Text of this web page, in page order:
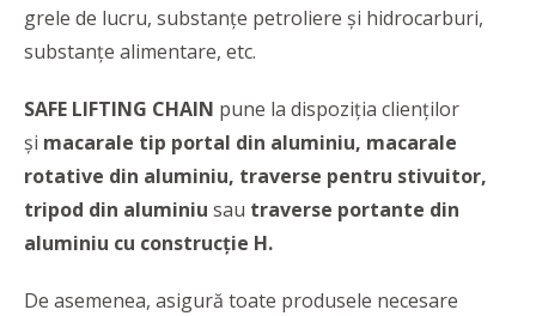
grele de lucru, substanțe petroliere și hidrocarburi,
substanțe alimentare, etc.
SAFE LIFTING CHAIN pune la dispoziția clienților
și macarale tip portal din aluminiu, macarale
rotative din aluminiu, traverse pentru stivuitor,
tripod din aluminiu sau traverse portante din
aluminiu cu construcție H.
De asemenea, asigură toate produsele necesare